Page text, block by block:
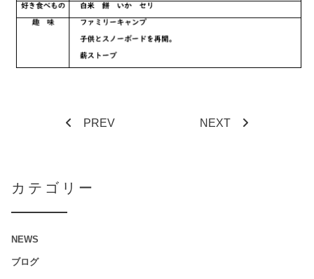
PREV NEXT
カテゴリー
NEWS
ブログ